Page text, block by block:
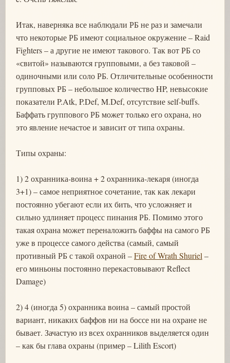
Итак, наверняка все наблюдали РБ не раз и замечали
что некоторые РБ имеют социальное окружение – Raid
Fighters – а другие не имеют такового. Так вот РБ со
«свитой» называются групповыми, а без таковой –
одиночными или соло РБ. Отличительные особенности
групповых РБ – небольшое количество HP, невысокие
показатели P.Atk, P.Def, M.Def, отсутствие self-buffs.
Баффать группового РБ может только его охрана, но
это явление нечастое и зависит от типа охраны.
Типы охраны:
1) 2 охранника-воина + 2 охранника-лекаря (иногда
3+1) – самое неприятное сочетание, так как лекари
постоянно убегают если их бить, что усложняет и
сильно удлиняет процесс пинания РБ. Помимо этого
такая охрана может переналожить баффы на самого РБ
уже в процессе самого действа (самый, самый
противный РБ с такой охраной –Fire of Wrath Shuriel –
его миньоны постоянно перекастовывают Reflect
Damage)
2) 4 (иногда 5) охранника воина – самый простой
вариант, никаких баффов ни на боссе ни на охране не
бывает. Зачастую из всех охранников выделяется один
– как бы глава охраны (пример – Lilith Escort)